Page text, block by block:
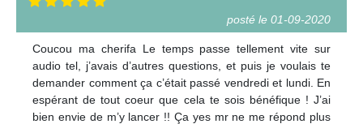
posté le 01-09-2020
Coucou ma cherifa Le temps passe tellement vite sur
audio tel, j’avais d’autres questions, et puis je voulais te
demander comment ça c’était passé vendredi et lundi. En
espérant de tout coeur que cela te sois bénéfique ! J’ai
bien envie de m’y lancer !! Ça yes mr ne me répond plus